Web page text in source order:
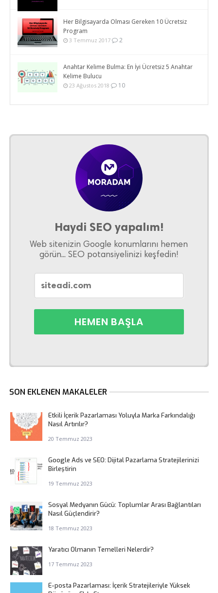
Her Bilgisayarda Olması Gereken 10 Ücretsiz
Program
3 Temmuz 2017 2
Anahtar Kelime Bulma: En İyi Ücretsiz 5 Anahtar
Kelime Bulucu
23 Ağustos 2018 10
Haydi SEO yapalım!
Web sitenizin Google konumlarını hemen
görün... SEO potansiyelinizi keşfedin!
SON EKLENEN MAKALELER
Etkili İçerik Pazarlaması Yoluyla Marka Farkındalığı
Nasıl Artırılır?
20 Temmuz 2023
Google Ads ve SEO: Dijital Pazarlama Stratejilerinizi
Birleştirin
19 Temmuz 2023
Sosyal Medyanın Gücü: Toplumlar Arası Bağlantıları
Nasıl Güçlendirir?
18 Temmuz 2023
Yaratıcı Olmanın Temelleri Nelerdir?
17 Temmuz 2023
E-posta Pazarlaması: İçerik Stratejileriyle Yüksek